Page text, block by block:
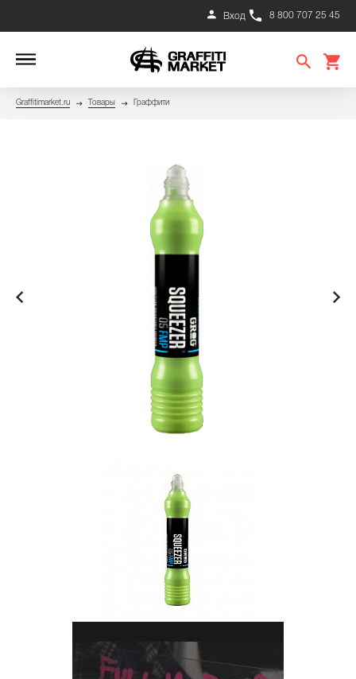
8 800 707 25 45
Вход
Graffitimarket.ru Товары Граффити